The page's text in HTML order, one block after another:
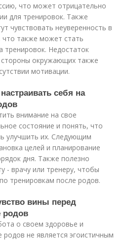
что может отрицательно
для тренировок. Также
чувствовать неуверенность в
что также может стать
тренировок. Недостаток
окружающих также
мотивации.
себя на
внимание на свое
состояние и понять, что
улучшить их. Следующим
целей и планирование
дня. Также полезно
- врачу или тренеру, чтобы
тренировкам после родов.
вины перед
родов
о своем здоровье и
не является эгоистичным